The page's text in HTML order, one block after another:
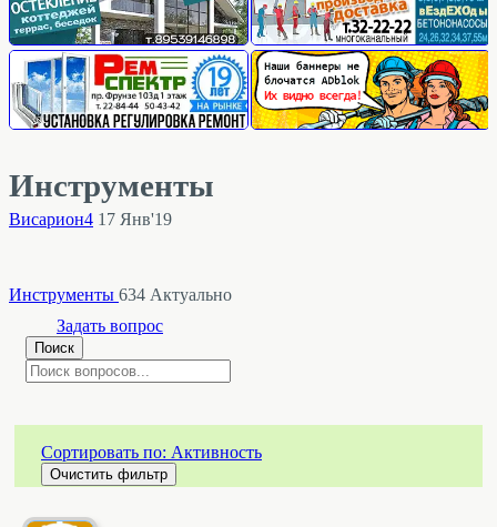
Инструменты
Висариoн4 17 Янв'19
Инструменты 634 Актуально
Задать вопрос
Поиск
Сортировать по: Активность
Очистить фильтр